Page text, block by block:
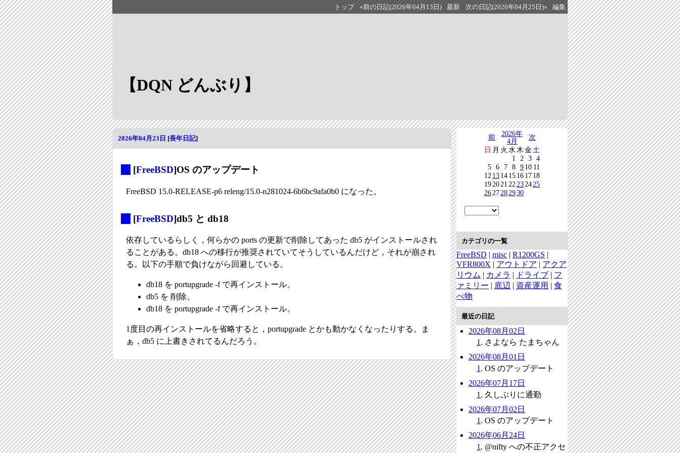
トップ «前の日記(2026年04月13日) 最新 次の日記(2026年04月25日)» 編集
【DQN どんぶり】
2026年04月23日 [長年日記]
[FreeBSD]OS のアップデート
FreeBSD 15.0-RELEASE-p6 releng/15.0-n281024-6b6bc9afa0b0 になった。
[FreeBSD]db5 と db18
依存しているらしく，何らかの ports の更新で削除してあった db5 がインストールされ
ることがある。db18 への移行が推奨されていてそうしているんだけど，それが崩され
る。以下の手順で負けながら回避している。
db18 を portupgrade -f で再インストール。
db5 を 削除。
db18 を portupgrade -f で再インストール。
1度目の再インストールを省略すると，portupgrade とかも動かなくなったりする。ま
ぁ，db5 に上書きされてるんだろう。
前
2026年
4月
次
日 月 火 水 木金 土
1
2 3 4
5 6 7 8 910 11
12 131415161718
192021 22 232425
2627282930
カテゴリの一覧
FreeBSD | misc | R1200GS |
VFR800X | アウトドア | アクア
リウム | カメラ | ドライブ | フ
ァミリー | 底辺 | 資産運用 | 食
べ物
最近の日記
2026年08月02日
1. さよなら たまちゃん
2026年08月01日
1 . OS のアップデート
2026年07月17日
1 . 久しぶりに通勤
2026年07月02日
1 . OS のアップデート
2026年06月24日
1 . @nifty への不正アクセ